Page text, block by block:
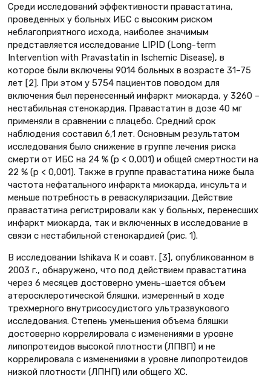
Среди исследований эффективности правастатина,
проведенных у больных ИБС с высоким риском
неблагоприятного исхода, наиболее значимым
представляется исследование LIPID (Long-term
Intervention with Pravastatin in Ischemic Disease), в
которое были включены 9014 больных в возрасте 31–75
лет [2]. При этом у 5754 пациентов поводом для
включения был перенесенный инфаркт миокарда, у 3260 –
нестабильная стенокардия. Правастатин в дозе 40 мг
применяли в сравнении с плацебо. Средний срок
наблюдения составил 6,1 лет. Основным результатом
исследования было снижение в группе лечения риска
смерти от ИБС на 24 % (р < 0,001) и общей смертности на
22 % (р < 0,001). Также в группе правастатина ниже была
частота нефатального инфаркта миокарда, инсульта и
меньше потребность в реваскуляризации. Действие
правастатина регистрировали как у больных, перенесших
инфаркт миокарда, так и включенных в исследование в
связи с нестабильной стенокардией (рис. 1).
В исследовании Ishikava К и соавт. [3], опубликованном в
2003 г., обнаружено, что под действием правастатина
через 6 месяцев достоверно умень-шается объем
атеросклеротической бляшки, измеренный в ходе
трехмерного внутрисосудистого ультразвукового
исследования. Степень уменьшения объема бляшки
достоверно коррелировала с изменениями в уровне
липопротеидов высокой плотности (ЛПВП) и не
коррелировала с изменениями в уровне липопротеидов
низкой плотности (ЛПНП) или общего ХС.